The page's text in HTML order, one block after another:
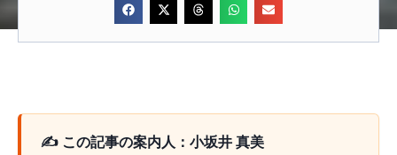
✍️ この記事の案内人：小坂井 真美